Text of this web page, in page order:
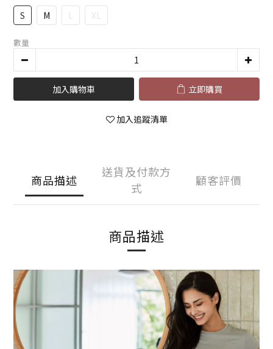
S M L XL
數量
加入購物車 立即購買
加入追蹤清單
商品描述
送貨及付款方
式
顧客評價
商品描述